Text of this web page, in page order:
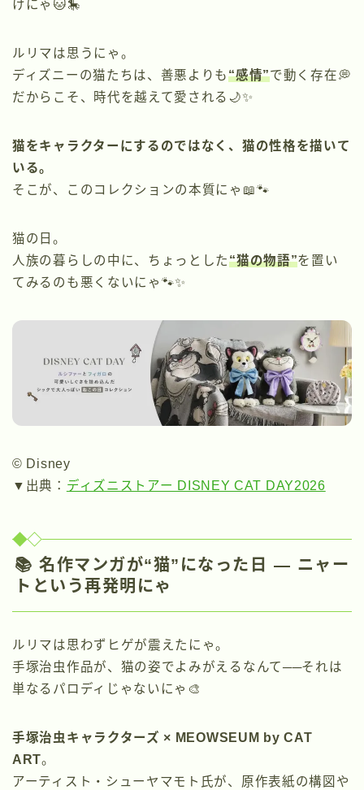
けにゃ🐱🎠
ルリマは思うにゃ。
ディズニーの猫たちは、善悪よりも“感情”で動く存在💭
だからこそ、時代を越えて愛される🌙✨
猫をキャラクターにするのではなく、猫の性格を描いて
いる。
そこが、このコレクションの本質にゃ📖🐾
猫の日。
人族の暮らしの中に、ちょっとした“猫の物語”を置い
てみるのも悪くないにゃ🐾✨
© Disney
▼出典： ディズニストアー DISNEY CAT DAY2026
📚 名作マンガが“猫”になった日 ― ニャー
トという再発明にゃ
ルリマは思わずヒゲが震えたにゃ。
手塚治虫作品が、猫の姿でよみがえるなんて──それは
単なるパロディじゃないにゃ🎨
手塚治虫キャラクターズ × MEOWSEUM by CAT
ART。
アーティスト・シューヤマモト氏が、原作表紙の構図や